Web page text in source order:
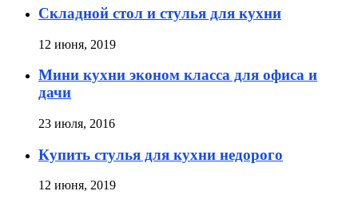
Складной стол и стулья для кухни
12 июня, 2019
Мини кухни эконом класса для офиса и
дачи
23 июля, 2016
Купить стулья для кухни недорого
12 июня, 2019